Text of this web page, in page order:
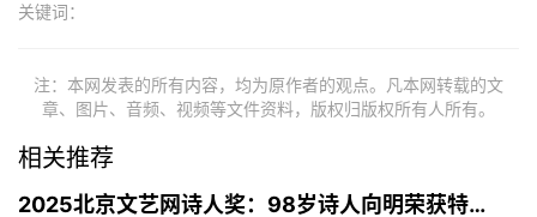
关键词：
注：本网发表的所有内容，均为原作者的观点。凡本网转载的文
章、图片、音频、视频等文件资料，版权归版权所有人所有。
相关推荐
2025北京文艺网诗人奖：98岁诗人向明荣获特别奖，陈东东荣获诗人奖，茱萸荣获年度诗人奖！